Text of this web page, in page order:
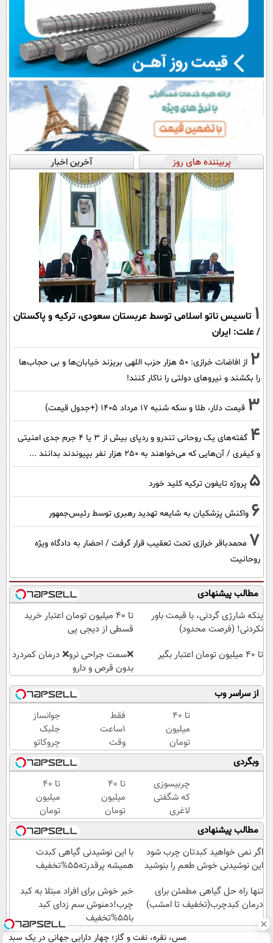
پربیننده های روز آخرین اخبار
1 تاسیس ناتو اسلامی توسط عربستان سعودی، ترکیه و پاکستان
/ علت: ایران
2
از افاضات خرازی: ۵۰ هزار حزب اللهی بریزند خیابان‌ها و بی حجاب‌ها
را بکشند و نیرو‌های دولتی را ناکار کنند!
3 قیمت دلار، طلا و سکه شنبه ۱۷ مرداد ۱۴۰۵ (+جدول قیمت)
4
گفته‌های یک روحانی تندرو و ردپای بیش از ۳ یا ۴ جرم جدی امنیتی
و کیفری / آن‌هایی که می‌خواهند به ۲۵۰ هزار نفر بپیوندند بدانند ...
5 پروژه تایفون ترکیه کلید خورد
6 واکنش پزشکیان به شایعه تهدید رهبری توسط رئیس‌جمهور
7 محمدباقر خرازی تحت تعقیب قرار گرفت / احضار به دادگاه ویژه
روحانیت
مطالب پیشنهادی
پنکه شارژی گردنی، با قیمت باور
نکردنی! (فرصت محدود)
تا ۴۰ میلیون تومان اعتبار خرید
قسطی از دیجی پی
تا ۴۰ میلیون تومان اعتبار بگیر
❌سمت جراحی نرو❌ درمان کمردرد
بدون قرص و دارو
از سراسر وب
تا 40
میلیون
تومان
اعتبار
فوری
دریافت
کن
فقط
1ساعت
وقت
داری
کرم
جوانساز
جلبک
رو
با40%تخفیف
بخری!
جوانساز
جلبک
چروکاتو
مثل اتو
صاف
میکنه
😍
وبگردی
چربیسوزی
که شگفتی
لاغری
آسان را
رقم زد!
تا ۴۰
میلیون
تومان
اعتبار
بگیر
تا 40
میلیون
تومان
اعتبار
فوری
(همین
الان
کن)
مطالب پیشنهادی
اگر نمی خواهید کبدتان چرب شود
این نوشیدنی خوش طعم را بنوشید
با این نوشیدنی گیاهی کبدت
همیشه پرقدرته55%تخفیف
تنها راه حل گیاهی مطمئن برای
درمان کبدچرب(تخفیف تا امشب)
خبر خوش برای افراد مبتلا به کبد
چرب!دمنوش سم زدای کبد
با55%تخفیف
مس، نقره، نفت و گاز؛ چهار دارایی جهانی در یک سبد